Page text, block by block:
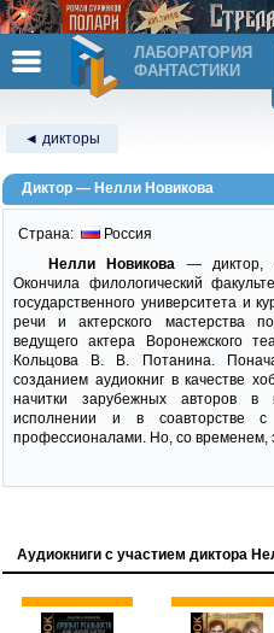
ЛАБОРАТОРИЯ
ФАНТАСТИКИ
◄ дикторы
Диктор — Нелли Новикова
Страна:
Россия
Нелли Новикова — диктор,
Окончила филологический
государственного университета и
речи и актерского мастерства
ведущего актера Воронежского
Кольцова В. В. Потанина.
созданием аудиокниг в качестве
начитки зарубежных авторов в
исполнении и в соавторстве с
профессионалами. Но, со временем,
Аудиокниги с участием диктора